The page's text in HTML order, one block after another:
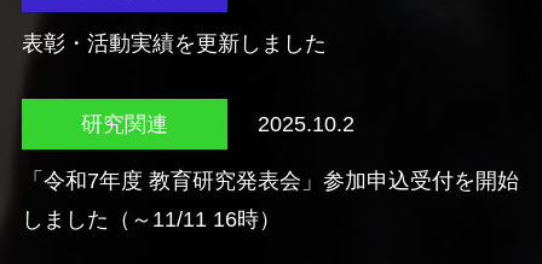
表彰・活動実績を更新しました
研究関連 2025.10.2
「令和7年度 教育研究発表会」参加申込受付を開始
しました（～11/11 16時）